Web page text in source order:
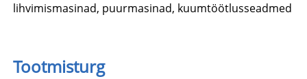
lihvimismasinad, puurmasinad, kuumtöötlusseadmed
Tootmisturg